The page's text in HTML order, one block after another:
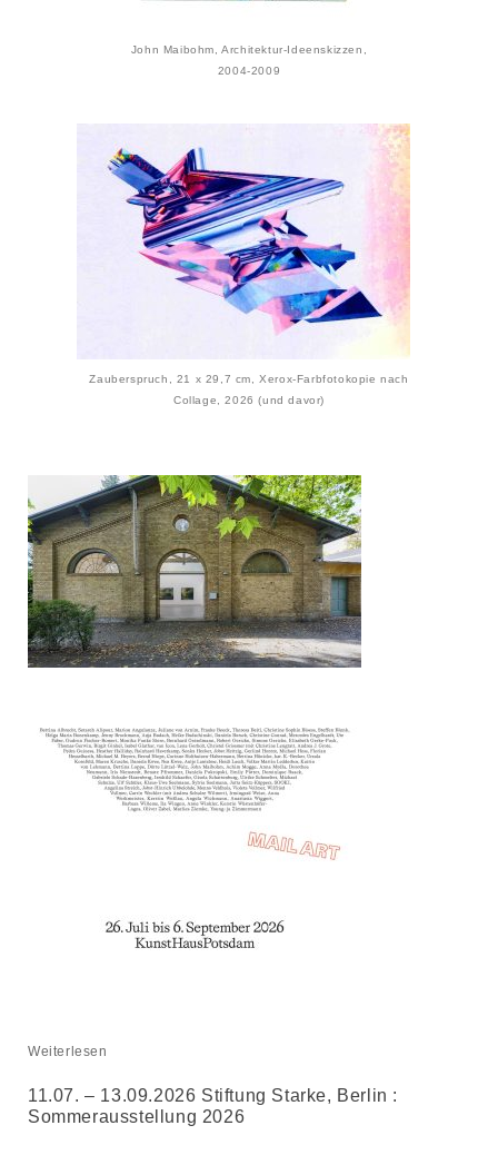
John Maibohm, Architektur-Ideenskizzen,
2004-2009
Zauberspruch, 21 x 29,7 cm, Xerox-Farbfotokopie nach
Collage, 2026 (und davor)
Weiterlesen
11.07. – 13.09.2026 Stiftung Starke, Berlin :
Sommerausstellung 2026